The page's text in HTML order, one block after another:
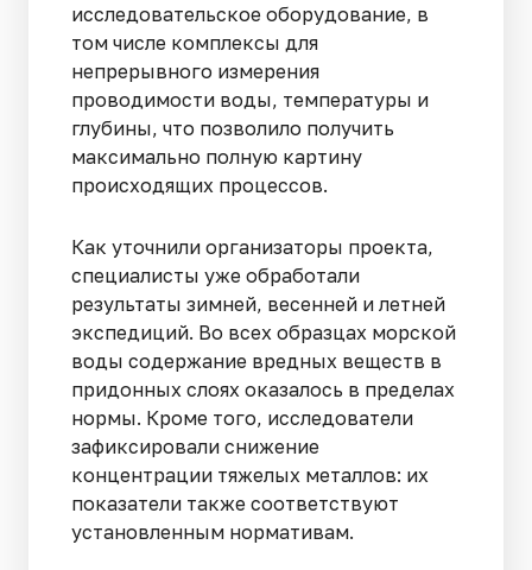
исследовательское оборудование, в
том числе комплексы для
непрерывного измерения
проводимости воды, температуры и
глубины, что позволило получить
максимально полную картину
происходящих процессов.
Как уточнили организаторы проекта,
специалисты уже обработали
результаты зимней, весенней и летней
экспедиций. Во всех образцах морской
воды содержание вредных веществ в
придонных слоях оказалось в пределах
нормы. Кроме того, исследователи
зафиксировали снижение
концентрации тяжелых металлов: их
показатели также соответствуют
установленным нормативам.